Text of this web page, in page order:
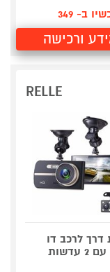
ב- 349
ורכישה
RELLE
לרכב דו
כיוונית עם 2 עדשות